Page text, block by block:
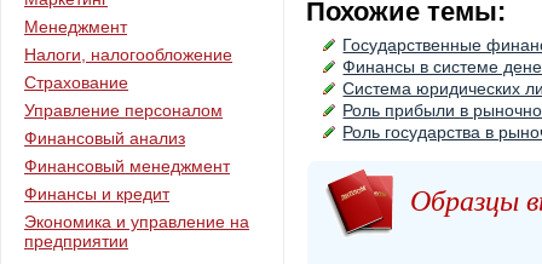
Похожие темы:
Государственные
Финансы в системе
Система юридических
Роль прибыли в
Роль государства в
Образцы
Менеджмент
Налоги, налогообложение
Страхование
Управление персоналом
Финансовый анализ
Финансовый менеджмент
Финансы и кредит
Экономика и управление на
предприятии